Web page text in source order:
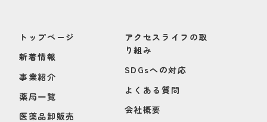
トップページ
新着情報
事業紹介
薬局一覧
医薬品卸販売
アクセスライフの取
り組み
SDGsへの対応
よくある質問
会社概要